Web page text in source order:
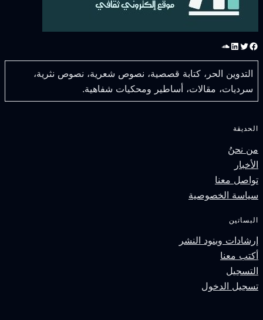
تويتر لينكد إن ساوند كلاود
التدوين الحر، كتابة قصصية، نصوص شعرية، نصوص نثرية،
سرديات، مقالات، أساطير ومحكيات شفاهية.
نحنُ
معنا
الخصوصية
وبنود النشر
معنا
الدخول